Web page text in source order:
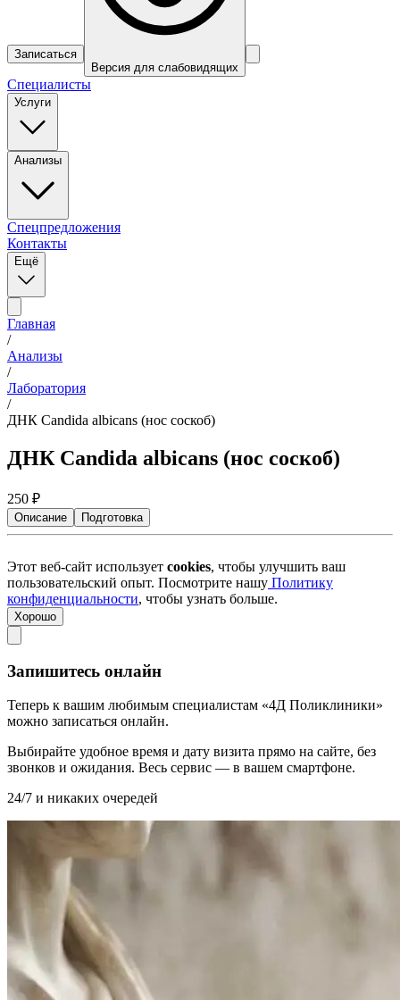
Записаться
Версия для слабовидящих
Специалисты
Услуги
Анализы
Спецпредложения
Контакты
Ещё
Главная
/
Анализы
/
Лаборатория
/
ДНК Candida albicans (нос соскоб)
ДНК Candida albicans (нос соскоб)
250 ₽
Описание Подготовка
Этот веб-сайт использует cookies, чтобы улучшить ваш
пользовательский опыт. Посмотрите нашу Политику
конфиденциальности, чтобы узнать больше.
Хорошо
Запишитесь онлайн
Теперь к вашим любимым специалистам «4Д Поликлиники»
можно записаться онлайн.
Выбирайте удобное время и дату визита прямо на сайте, без
звонков и ожидания. Весь сервис — в вашем смартфоне.
24/7 и никаких очередей